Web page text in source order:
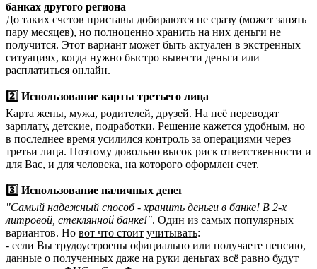
банках другого региона
До таких счетов приставы добираются не сразу (может занять
пару месяцев), но полноценно хранить на них деньги не
получится. Этот вариант может быть актуален в экстренных
ситуациях, когда нужно быстро вывести деньги или
расплатиться онлайн.
2️⃣ Использование карты третьего лица
Карта жены, мужа, родителей, друзей. На неё переводят
зарплату, детские, подработки. Решение кажется удобным, но
в последнее время усилился контроль за операциями через
третьи лица. Поэтому довольно высок риск ответственности и
для Вас, и для человека, на которого оформлен счет.
3️⃣ Использование наличных денег
"Самый надежный способ - хранить деньги в банке! В 2-х
литровой, стеклянной банке!". Один из самых популярных
вариантов. Но вот что стоит учитывать:
- если Вы трудоустроены официально или получаете пенсию,
данные о полученных даже на руки деньгах всё равно будут